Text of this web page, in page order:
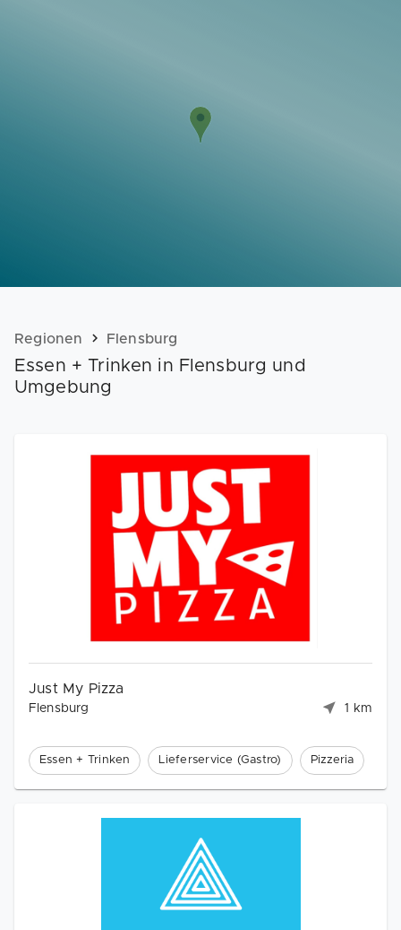
Webinare
Regionen Flensburg
Essen + Trinken in Flensburg und
Umgebung
Just My Pizza
Flensburg 1 km
Essen + Trinken Lieferservice (Gastro) Pizzeria